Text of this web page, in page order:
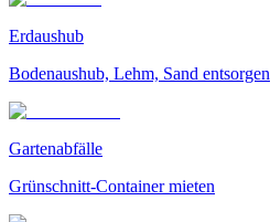
Erdaushub
Bodenaushub, Lehm, Sand entsorgen
Gartenabfälle
Grünschnitt-Container mieten